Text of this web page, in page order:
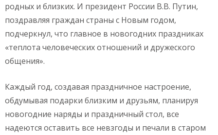
родных и близких. И президент России В.В. Путин,
поздравляя граждан страны с Новым годом,
подчеркнул, что главное в новогодних праздниках
«теплота человеческих отношений и дружеского
общения».
Каждый год, создавая праздничное настроение,
обдумывая подарки близким и друзьям, планируя
новогодние наряды и праздничный стол, все
надеются оставить все невзгоды и печали в старом